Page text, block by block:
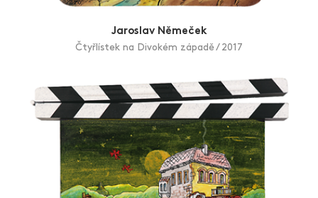
Jaroslav Němeček
Čtyřlístek na Divokém západě / 2017